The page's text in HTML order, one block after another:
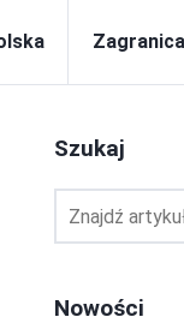
Zagranica
Szukaj
Nowości